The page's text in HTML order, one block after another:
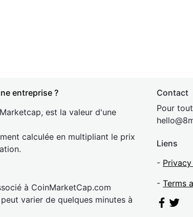
entreprise ?
est la valeur d'une
calculée en multipliant le prix
à CoinMarketCap.com
varier de quelques minutes à
Contact
Pour
hel
Liens
-
- Terms